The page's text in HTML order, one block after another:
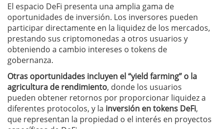
El espacio DeFi presenta una amplia gama de
oportunidades de inversión. Los inversores pueden
participar directamente en la liquidez de los mercados,
prestando sus criptomonedas a otros usuarios y
obteniendo a cambio intereses o tokens de
gobernanza.
Otras oportunidades incluyen el “yield farming” o la
agricultura de rendimiento, donde los usuarios
pueden obtener retornos por proporcionar liquidez a
diferentes protocolos, y la inversión en tokens DeFi,
que representan la propiedad o el interés en proyectos